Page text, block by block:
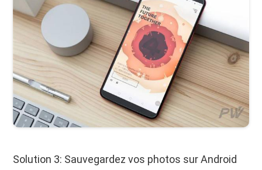
Solution 3: Sauvegardez vos photos sur Android